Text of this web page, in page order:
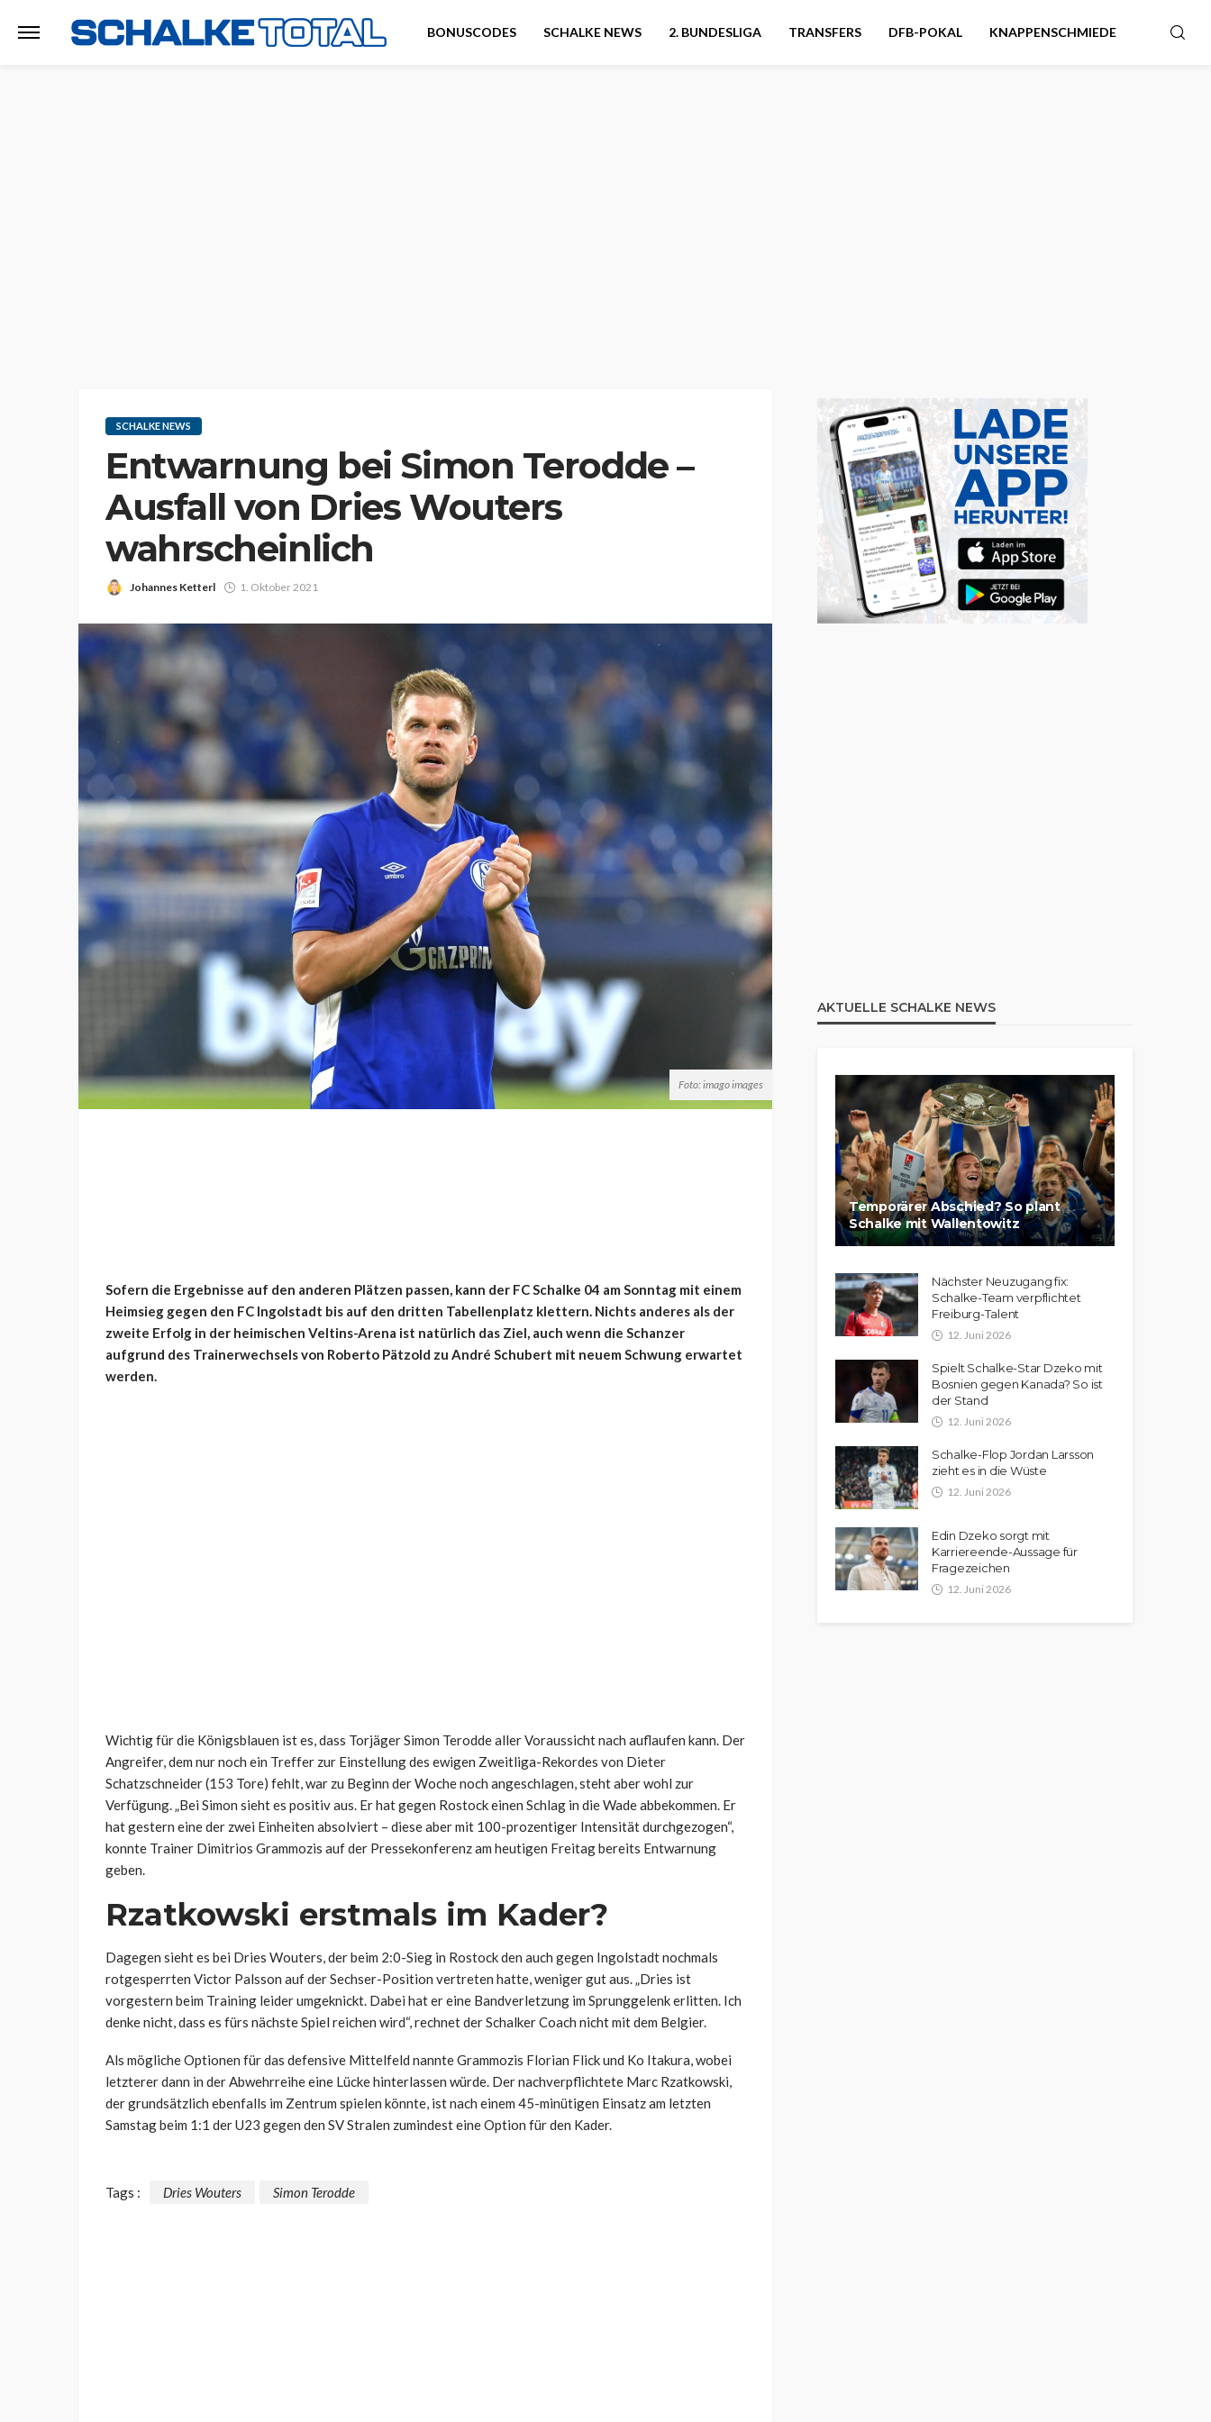
BONUSCODES SCHALKE NEWS 2. BUNDESLIGA TRANSFERS DFB-POKAL KNAPPENSCHMIEDE
SCHALKE NEWS
Entwarnung bei Simon Terodde –
Ausfall von Dries Wouters
wahrscheinlich
Johannes Ketterl 1. Oktober 2021
Foto: imago images
Sofern die Ergebnisse auf den anderen Plätzen passen, kann der FC Schalke 04 am Sonntag mit einem
Heimsieg gegen den FC Ingolstadt bis auf den dritten Tabellenplatz klettern. Nichts anderes als der
zweite Erfolg in der heimischen Veltins-Arena ist natürlich das Ziel, auch wenn die Schanzer
aufgrund des Trainerwechsels von Roberto Pätzold zu André Schubert mit neuem Schwung erwartet
werden.
Wichtig für die Königsblauen ist es, dass Torjäger Simon Terodde aller Voraussicht nach auflaufen kann. Der
Angreifer, dem nur noch ein Treffer zur Einstellung des ewigen Zweitliga-Rekordes von Dieter
Schatzschneider (153 Tore) fehlt, war zu Beginn der Woche noch angeschlagen, steht aber wohl zur
Verfügung. „Bei Simon sieht es positiv aus. Er hat gegen Rostock einen Schlag in die Wade abbekommen. Er
hat gestern eine der zwei Einheiten absolviert – diese aber mit 100-prozentiger Intensität durchgezogen“,
konnte Trainer Dimitrios Grammozis auf der Pressekonferenz am heutigen Freitag bereits Entwarnung
geben.
Rzatkowski erstmals im Kader?
Dagegen sieht es bei Dries Wouters, der beim 2:0-Sieg in Rostock den auch gegen Ingolstadt nochmals
rotgesperrten Victor Palsson auf der Sechser-Position vertreten hatte, weniger gut aus. „Dries ist
vorgestern beim Training leider umgeknickt. Dabei hat er eine Bandverletzung im Sprunggelenk erlitten. Ich
denke nicht, dass es fürs nächste Spiel reichen wird“, rechnet der Schalker Coach nicht mit dem Belgier.
Als mögliche Optionen für das defensive Mittelfeld nannte Grammozis Florian Flick und Ko Itakura, wobei
letzterer dann in der Abwehrreihe eine Lücke hinterlassen würde. Der nachverpflichtete Marc Rzatkowski,
der grundsätzlich ebenfalls im Zentrum spielen könnte, ist nach einem 45-minütigen Einsatz am letzten
Samstag beim 1:1 der U23 gegen den SV Stralen zumindest eine Option für den Kader.
Tags : Dries Wouters Simon Terodde
AKTUELLE SCHALKE NEWS
Temporärer Abschied? So plant
Schalke mit Wallentowitz
Nächster Neuzugang fix:
Schalke-Team verpflichtet
Freiburg-Talent
12. Juni 2026
Spielt Schalke-Star Dzeko mit
Bosnien gegen Kanada? So ist
der Stand
12. Juni 2026
Schalke-Flop Jordan Larsson
zieht es in die Wüste
12. Juni 2026
Edin Dzeko sorgt mit
Karriereende-Aussage für
Fragezeichen
12. Juni 2026